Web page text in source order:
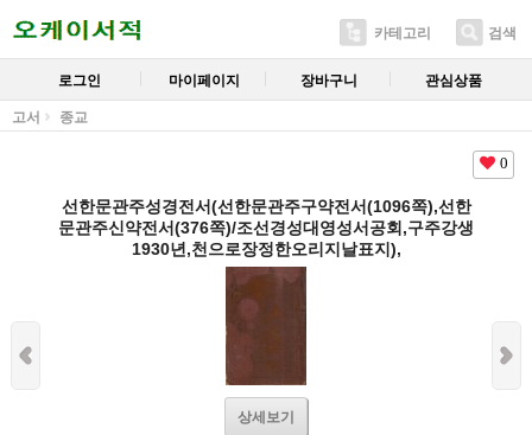
카테고리 검색
로그인 마이페이지 장바구니 관심상품
고서 종교
0
선한문관주성경전서(선한문관주구약전서(1096쪽),선한
문관주신약전서(376쪽)/조선경성대영성서공회,구주강생
1930년,천으로장정한오리지날표지),
상세보기